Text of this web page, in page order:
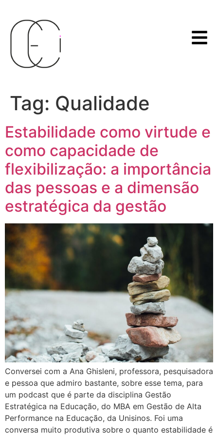
Tag: Qualidade
Estabilidade como virtude e
como capacidade de
flexibilização: a importância
das pessoas e a dimensão
estratégica da gestão
Conversei com a Ana Ghisleni, professora, pesquisadora
e pessoa que admiro bastante, sobre esse tema, para
um podcast que é parte da disciplina Gestão
Estratégica na Educação, do MBA em Gestão de Alta
Performance na Educação, da Unisinos. Foi uma
conversa muito produtiva sobre o quanto estabilidade é